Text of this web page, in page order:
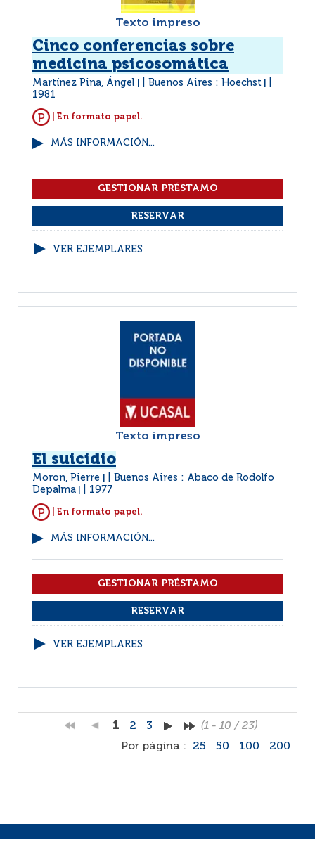
Texto impreso
Cinco conferencias sobre
medicina psicosomática
Martínez Pina, Ángel Buenos Aires : Hoechst
1981
| En formato papel.
MÁS INFORMACIÓN...
VER EJEMPLARES
Texto impreso
El suicidio
Moron, Pierre
Buenos Aires : Abaco de Rodolfo
Depalma
1977
| En formato papel.
MÁS INFORMACIÓN...
VER EJEMPLARES
1 2 3
(1 - 10 / 23)
Por página :
25 50 100 200